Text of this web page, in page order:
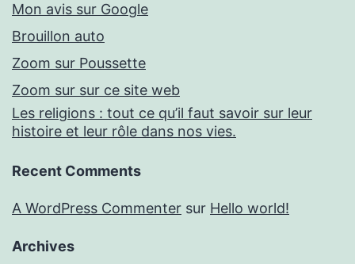
Mon avis sur Google
Brouillon auto
Zoom sur Poussette
Zoom sur sur ce site web
Les religions : tout ce qu’il faut savoir sur leur
histoire et leur rôle dans nos vies.
Recent Comments
A WordPress Commenter sur Hello world!
Archives